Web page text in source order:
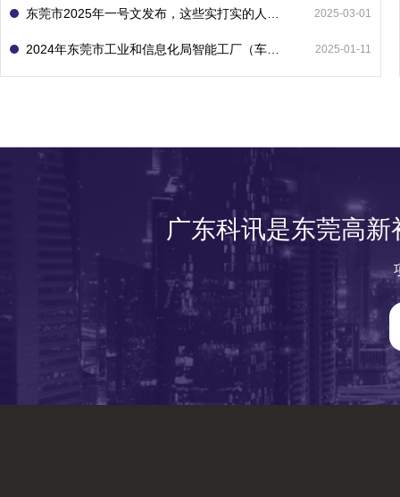
2025-03-01
2025-01-11
广东科讯是东莞高